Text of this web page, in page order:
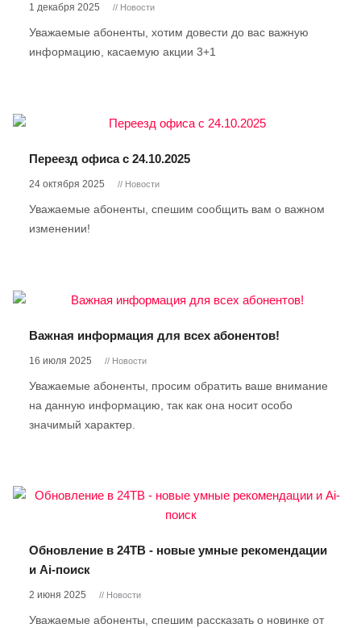
1 декабря 2025 // Новости
Уважаемые абоненты, хотим довести до вас важную
информацию, касаемую акции 3+1
Переезд офиса с 24.10.2025
24 октября 2025 // Новости
Уважаемые абоненты, спешим сообщить вам о важном
изменении!
Важная информация для всех абонентов!
16 июля 2025 // Новости
Уважаемые абоненты, просим обратить ваше внимание
на данную информацию, так как она носит особо
значимый характер.
Обновление в 24ТВ - новые умные рекомендации
и Ai-поиск
2 июня 2025 // Новости
Уважаемые абоненты, спешим рассказать о новинке от